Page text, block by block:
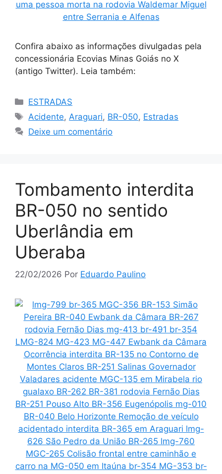
Confira abaixo as informações divulgadas pela
concessionária Ecovias Minas Goiás no X
(antigo Twitter). Leia também:
Categorias
ESTRADAS
Tags
Acidente,Araguari, BR-050, Estradas
Deixe um comentário
Tombamento interdita
BR-050 no sentido
Uberlândia em
Uberaba
22/02/2026 Por Eduardo Paulino